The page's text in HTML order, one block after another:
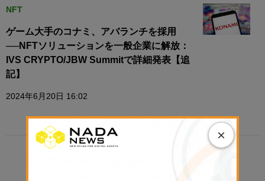
NFT
ゲーム大手のコナミ、アバランチを採用
──NFTソリューションを一般企業に解放：
IVS CRYPTO/JBW Summitで詳細発表【追
記】
2024年6月20日 16:02
×